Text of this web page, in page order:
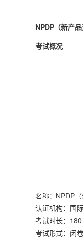
NPDP（新产
考试概况
名称：NPDP（
认证机构：国
考试时长：
考试形式：闭